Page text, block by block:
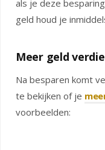
als je deze
geld houd je
Meer geld
Na besparen komt
te bekijken of je
voorbeelden: